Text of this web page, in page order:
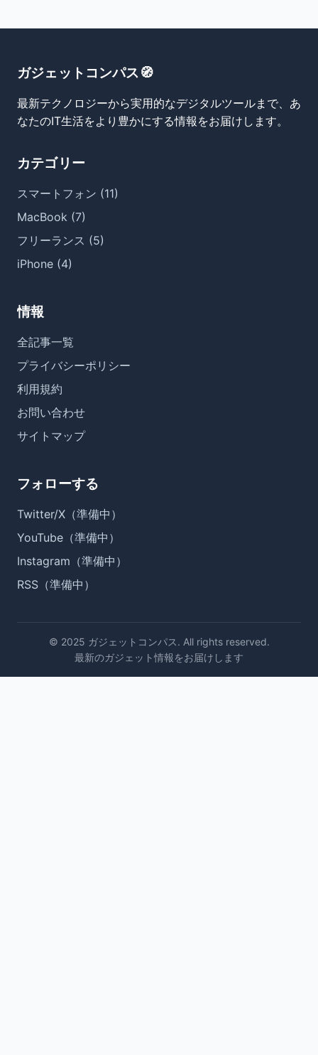
ガジェットコンパス🧭
最新テクノロジーから実用的なデジタルツールまで、あ
なたのIT生活をより豊かにする情報をお届けします。
カテゴリー
スマートフォン (11)
MacBook (7)
フリーランス (5)
iPhone (4)
情報
全記事一覧
プライバシーポリシー
利用規約
お問い合わせ
サイトマップ
フォローする
Twitter/X（準備中）
YouTube（準備中）
Instagram（準備中）
RSS（準備中）
© 2025 ガジェットコンパス. All rights reserved.
最新のガジェット情報をお届けします